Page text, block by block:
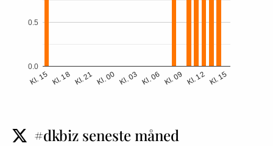
Kl. 15 Kl. 18 Kl. 21 Kl. 00 Kl. 03 Kl. 06 Kl. 09 Kl. 12 Kl. 15
0.0
0.5
t #dkbiz seneste måned